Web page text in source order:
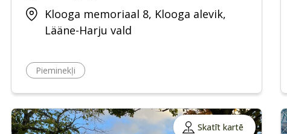
Klooga memoriaal 8, Klooga alevik,
Lääne-Harju vald
Pieminekļi
Skatīt kartē